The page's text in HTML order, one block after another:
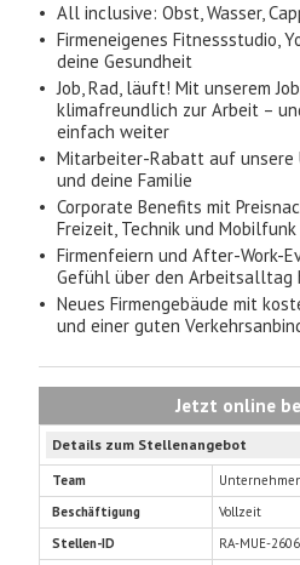
All inclusive: Obst, Wasser,
Firmeneigenes Fitnessstudio,
deine Gesundheit
Job, Rad, läuft! Mit unserem
klimafreundlich zur Arbeit –
einfach weiter
Mitarbeiter-Rabatt auf unsere
und deine Familie
Corporate Benefits mit
Freizeit, Technik und Mobilfunk
Firmenfeiern und After-Work-
Gefühl über den Arbeitsalltag
Neues Firmengebäude mit
und einer guten
Jetzt online
Details zum Stellenangebot
Team
Beschäftigung
Vollzeit
Stellen-ID
RA-MUE-